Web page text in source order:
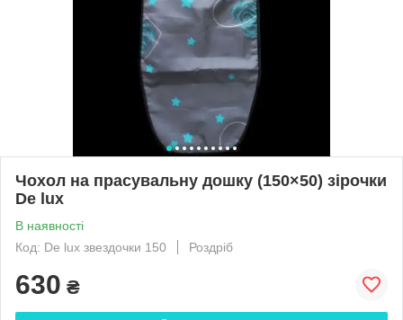
Чохол на прасувальну дошку (150×50) зірочки
De lux
В наявності
Код: De lux звездочки 150
Роздріб
630 ₴